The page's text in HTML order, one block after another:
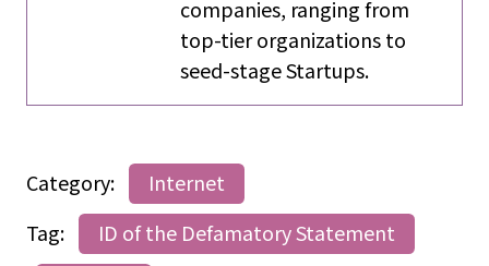
companies, ranging from
top-tier organizations to
seed-stage Startups.
Category:
Internet
Tag:
ID of the Defamatory Statement